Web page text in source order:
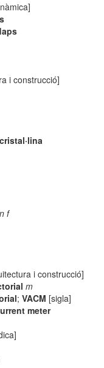
i construcció]
n f
i construcció]
m
;VACM [sigla]
meter